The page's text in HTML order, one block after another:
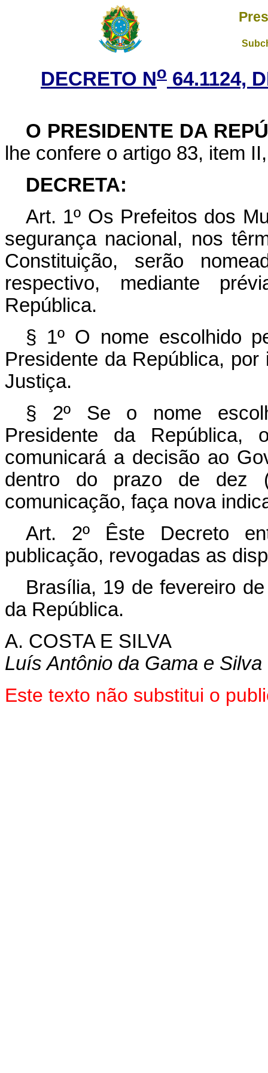
DECRETO No 64.1124,
O PRESIDENTE DA
lhe confere o artigo 83, item
DECRETA:
Art. 1º Os Prefeitos dos
segurança nacional, nos
Constituição, serão
respectivo, mediante
República.
§ 1º O nome escolhido
Presidente da República,
Justiça.
§ 2º Se o nome
Presidente da
comunicará a decisão ao
dentro do prazo de dez
comunicação, faça nova
Art. 2º Êste Decreto
publicação, revogadas as
Brasília, 19 de fevereiro
da República.
A. COSTA E SILVA
Luís Antônio da Gama e Silva
Este texto não substitui o